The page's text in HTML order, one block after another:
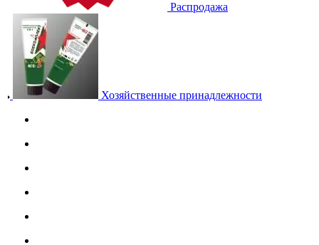
Распродажа
Хозяйственные принадлежности